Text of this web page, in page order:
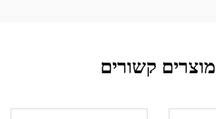
מוצרים קשורים